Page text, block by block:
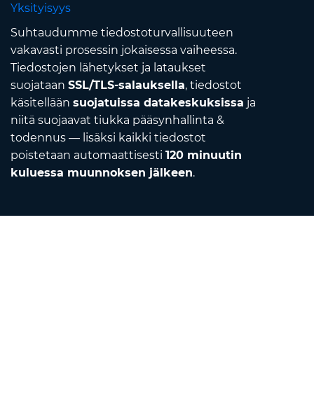
Yksityisyys
Suhtaudumme tiedostoturvallisuuteen
vakavasti prosessin jokaisessa vaiheessa.
Tiedostojen lähetykset ja lataukset
suojataan SSL/TLS-salauksella, tiedostot
käsitellään suojatuissa datakeskuksissa ja
niitä suojaavat tiukka pääsynhallinta &
todennus — lisäksi kaikki tiedostot
poistetaan automaattisesti 120 minuutin
kuluessa muunnoksen jälkeen.